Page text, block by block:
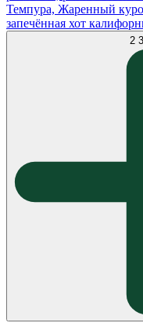
Темпура, Жаренный
запечённая хот
2